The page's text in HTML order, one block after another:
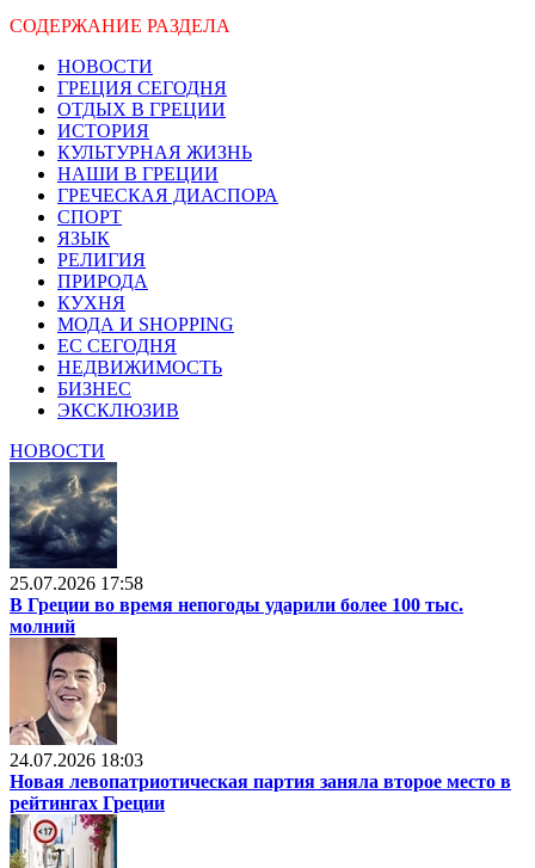
СОДЕРЖАНИЕ РАЗДЕЛА
НОВОСТИ
ГРЕЦИЯ СЕГОДНЯ
ОТДЫХ В ГРЕЦИИ
ИСТОРИЯ
КУЛЬТУРНАЯ ЖИЗНЬ
НАШИ В ГРЕЦИИ
ГРЕЧЕСКАЯ ДИАСПОРА
СПОРТ
ЯЗЫК
РЕЛИГИЯ
ПРИРОДА
КУХНЯ
МОДА И SHOPPING
ЕС СЕГОДНЯ
НЕДВИЖИМОСТЬ
БИЗНЕС
ЭКСКЛЮЗИВ
НОВОСТИ
25.07.2026 17:58
В Греции во время непогоды ударили более 100 тыс.
молний
24.07.2026 18:03
Новая левопатриотическая партия заняла второе место в
рейтингах Греции